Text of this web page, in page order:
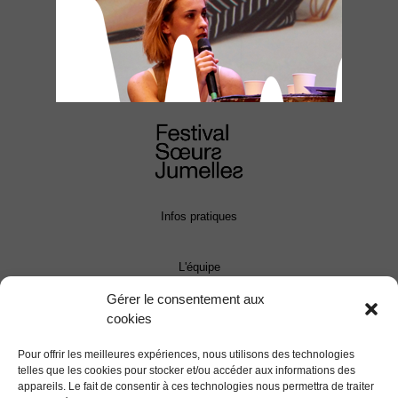
Gérer le consentement aux
cookies
Pour offrir les meilleures expériences, nous utilisons des technologies
telles que les cookies pour stocker et/ou accéder aux informations des
appareils. Le fait de consentir à ces technologies nous permettra de traiter
Infos pratiques
L'équipe
Presse